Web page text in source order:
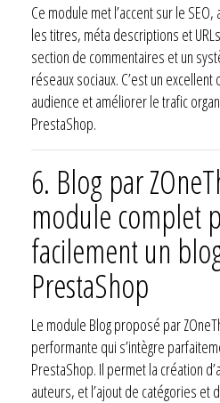
Ce module met l’accent sur le
les titres, méta descriptions et
section de commentaires et un
réseaux sociaux. C’est un
audience et améliorer le trafic
PrestaShop.
6. Blog par
module complet
facilement un
PrestaShop
Le module Blog proposé par
performante qui s’intègre
PrestaShop. Il permet la création
auteurs, et l’ajout de catégories et